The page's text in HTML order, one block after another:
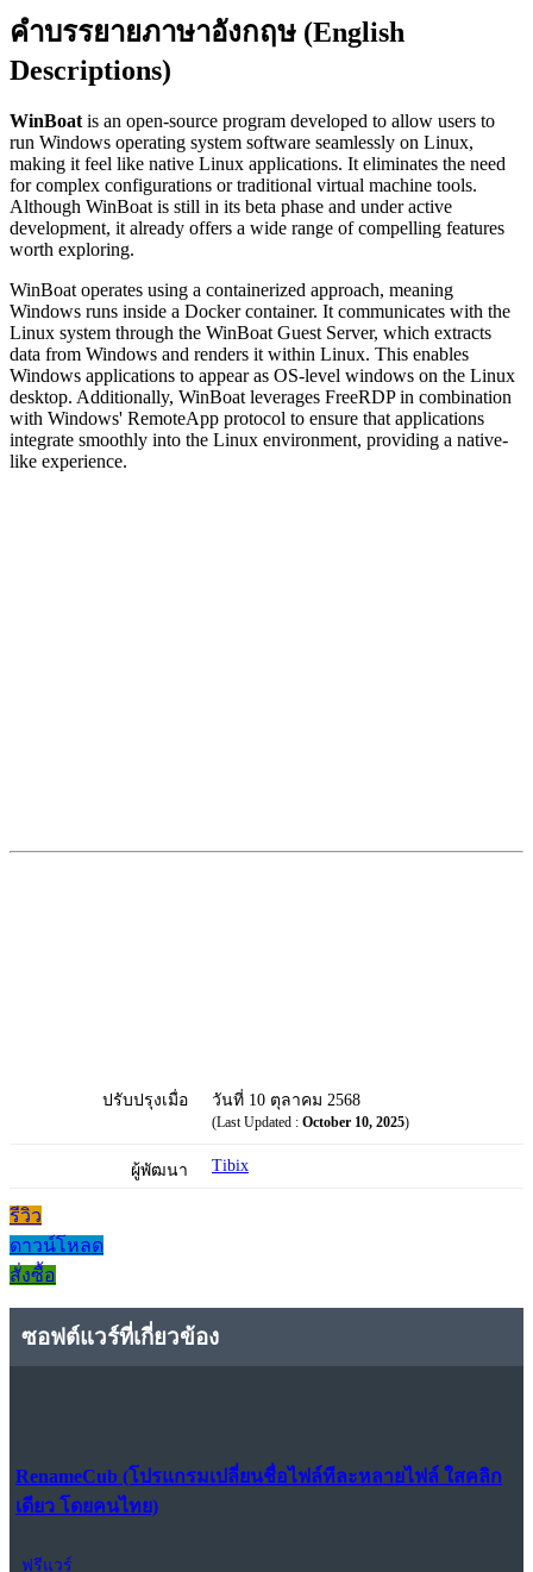
คำบรรยายภาษาอังกฤษ (English
Descriptions)
WinBoat is an open-source program developed to allow users to
run Windows operating system software seamlessly on Linux,
making it feel like native Linux applications. It eliminates the need
for complex configurations or traditional virtual machine tools.
Although WinBoat is still in its beta phase and under active
development, it already offers a wide range of compelling features
worth exploring.
WinBoat operates using a containerized approach, meaning
Windows runs inside a Docker container. It communicates with the
Linux system through the WinBoat Guest Server, which extracts
data from Windows and renders it within Linux. This enables
Windows applications to appear as OS-level windows on the Linux
desktop. Additionally, WinBoat leverages FreeRDP in combination
with Windows' RemoteApp protocol to ensure that applications
integrate smoothly into the Linux environment, providing a native-
like experience.
ปรับปรุงเมื่อ วันที่ 10 ตุลาคม 2568
(Last Updated : October 10, 2025)
ผู้พัฒนา Tibix
รีวิว
ดาวน์โหลด
สั่งซื้อ
ซอฟต์แวร์ที่เกี่ยวข้อง
RenameCub (โปรแกรมเปลี่ยนชื่อไฟล์ทีละหลายไฟล์ ใสคลิก
เดียว โดยคนไทย)
ฟรีแวร์